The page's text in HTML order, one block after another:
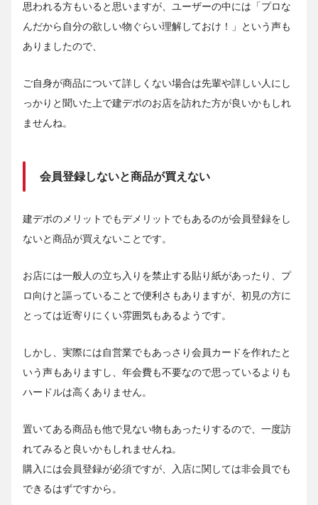
思われる方もいると思いますが、ユーザーの中には「プロな
んだから自分の欲しい物ぐらい理解しておけ！」という声も
ありましたので、
ご自身が商品について詳しくない場合は先輩や詳しい人にし
っかりと聞いた上で建デポのお店を訪れた方が良いかもしれ
ませんね。
会員登録しないと商品が買えない
建デポのメリットでもデメリットでもあるのが会員登録をし
ないと商品が買えないことです。
お店には一般人の立ち入りを禁止する貼り紙があったり、プ
ロ向けと謳っていることで便利さもありますが、初見の方に
とっては近寄りにくい雰囲気もあるようです。
しかし、実際には自営業でもあっさり会員カードを作れたと
いう声もありますし、年会費も不要なので思っているよりも
ハードルは高くありません。
置いてある商品も他で見ない物もあったりするので、一度訪
れてみると良いかもしれませんね。
購入には会員登録が必須ですが、入店に関しては非会員でも
できるはずですから。